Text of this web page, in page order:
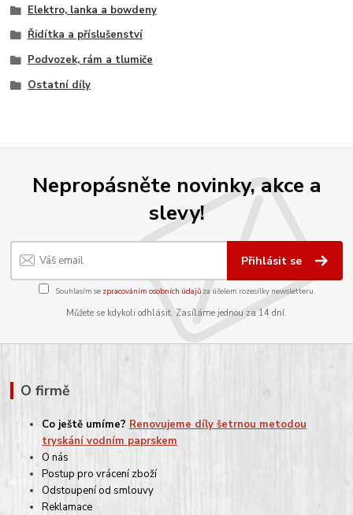
Elektro, lanka a bowdeny
Řidítka a příslušenství
Podvozek, rám a tlumiče
Ostatní díly
Nepropásněte novinky, akce a
slevy!
Přihlásit se
Souhlasím se zpracováním osobních údajůza účelem rozesílky newsletteru.
Můžete se kdykoli odhlásit. Zasíláme jednou za 14 dní.
O firmě
Co ještě umíme? Renovujeme díly šetrnou metodou
tryskání vodním paprskem
O nás
Postup pro vrácení zboží
Odstoupení od smlouvy
Reklamace